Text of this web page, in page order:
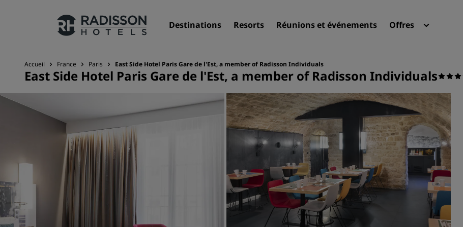
Destinations Resorts Réunions et événements Offres
Nos enseignes
Marques Radisson Hotels
Trouvez votre hôtel
Destinations
Resorts
Appartements hôteliers
Hôtels d'aéroport
Nouveaux et futurs hôtels
Réunions et événements
Découvrez Radisson Meetings
Accueil France Paris East Side Hotel Paris Gare de l'Est, a member of Radisson Individuals
East Side Hotel Paris Gare de l'Est, a member of Radisson Individuals